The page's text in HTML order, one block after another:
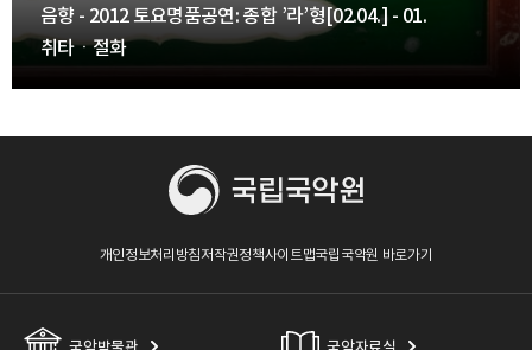
음향 - 2012 토요명품공연: 종합 ’라’형[02.04.] - 01.
취타ㆍ절화
개인정보처리방침저작권정책사이트맵국립국악원 바로가기